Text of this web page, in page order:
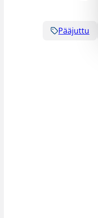
Pääjuttu